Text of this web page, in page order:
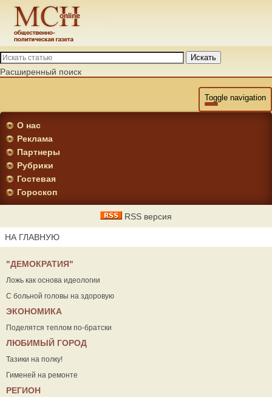
Искать
Расширенный поиск
Toggle navigation
О нас
Реклама
Партнеры
Рубрики
Гостевая
Гороскоп
RSS версия
НА ГЛАВНУЮ
"ДЕМОКРАТИЯ"
Ложь как основа идеологии
С больной головы на здоровую
ЭКОНОМИКА
Поделятся теплом по-братски
ЛЮБИМЫЙ ГОРОД
Тазики на полку!
Гименей на ремонте
РЕГИОН